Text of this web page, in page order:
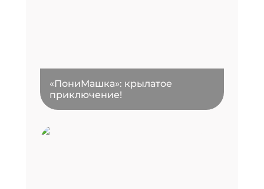
«ПониМашка»: крылатое
приключение!